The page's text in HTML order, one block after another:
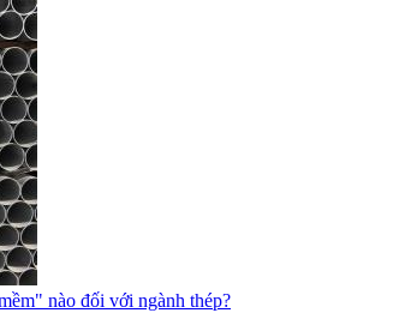
nào đối với ngành thép?